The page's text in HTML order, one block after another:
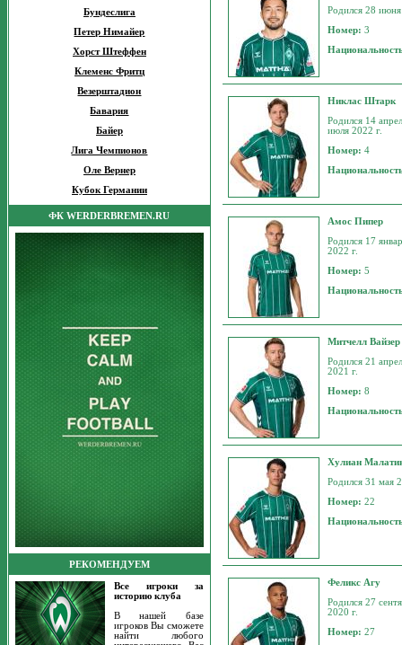
Бундеслига
Петер Нимайер
Хорст Штеффен
Клеменс Фритц
Везерштадион
Бавария
Байер
Лига Чемпионов
Оле Вернер
Кубок Германии
ФК WERDERBREMEN.RU
РЕКОМЕНДУЕМ
Все игроки за
историю клуба
В нашей базе
игроков Вы сможете
найти любого
Родился 28
Номер:3
Никлас Штарк
Родился 14
июля 2022 г.
Номер:4
Амос Пипер
Родился 17
2022 г.
Номер:5
Митчелл Вайзер
Родился 21
2021 г.
Номер:8
Хулиан
Родился 31 мая
Номер:22
Феликс Агу
Родился 27
2020 г.
Номер:27